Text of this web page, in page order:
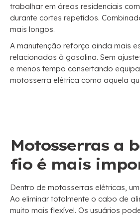
trabalhar em áreas residenciais
durante cortes repetidos.
mais longos.
A manutenção reforça ainda mais
relacionados à gasolina. Sem
e menos tempo consertando
motosserra elétrica como aquela
Motosserras a
fio é mais
Dentro de motosserras elétricas,
Ao eliminar totalmente o cabo de
muito mais flexível. Os usuários